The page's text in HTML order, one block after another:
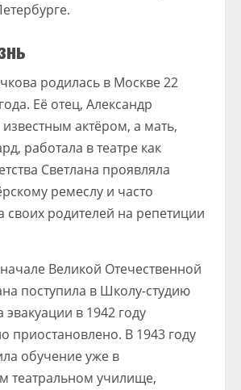
родилась в Москве 22
Её отец, Александр
актёром, а мать,
работала в театре как
Светлана проявляла
ремеслу и часто
своих родителей на репетиции
Великой Отечественной
поступила в Школу-студию
в 1942 году
приостановлено. В 1943 году
обучение уже в
театральном училище,